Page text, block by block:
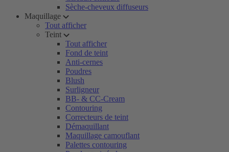
Sèche-cheveux diffuseurs
Maquillage
Tout afficher
Teint
Tout afficher
Fond de teint
Anti-cernes
Poudres
Blush
Surligneur
BB- & CC-Cream
Contouring
Correcteurs de teint
Démaquillant
Maquillage camouflant
Palettes contouring